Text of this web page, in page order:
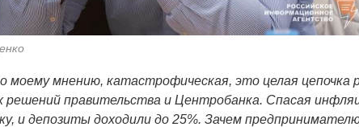
моему мнению, катастрофическая, это целая цепочка
решений правительства и Центробанка. Спасая
и депозиты доходили до 25%. Зачем